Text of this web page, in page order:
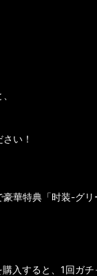
い！
華特典「时装-グリ
入すると、1回ガ